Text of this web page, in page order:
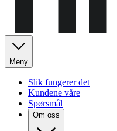
Meny
Slik fungerer det
Kundene våre
Spørsmål
Om oss